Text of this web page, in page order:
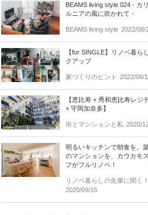
BEAMS living style 024 - カ
ルニアの風に吹かれて -
BEAMS living style 2022/08/
【for SINGLE】リノベ暮ら
クアップ
家づくりのヒント 2022/06/
【恵比寿 × 秀和恵比寿レジ
× 守岡加奈多】
街とマンションと私 2020/
明るいキッチンで朝食を。
のマンションを、カウカモ
フがフルリノベ！
リノベ暮らしの先輩に聞く！
2020/09/15